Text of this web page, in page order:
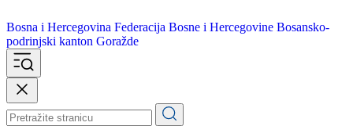
Bosna i Hercegovina
podrinjski kanton Goražde